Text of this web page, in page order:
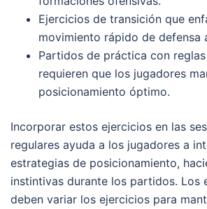
Ejercicios de transición que
movimiento rápido de defensa
Partidos de práctica con
requieren que los jugadores
posicionamiento óptimo.
Incorporar estos ejercicios en las
regulares ayuda a los jugadores a
estrategias de posicionamiento,
instintivas durante los partidos. Los
deben variar los ejercicios para